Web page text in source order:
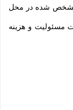
مشخص شده در محل
مسئولیت و هزینه